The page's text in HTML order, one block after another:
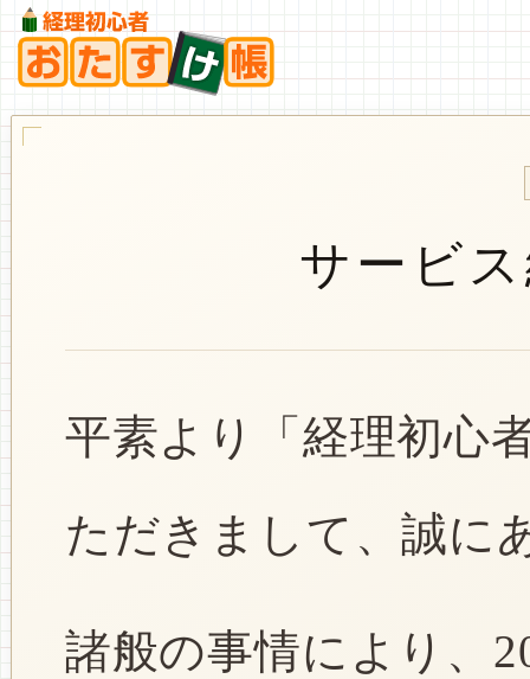
サービ
平素より「経理初心
ただきまして、誠に
諸般の事情により、